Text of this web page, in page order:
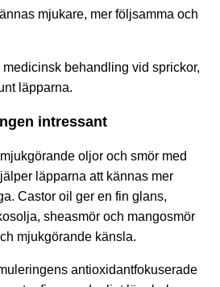
mjukare, mer följsamma och
behandling vid sprickor,
läpparna.
intressant
oljor och smör med
läpparna att kännas mer
Castor oil ger en fin glans,
sheasmör och mangosmör
mjukgörande känsla.
antioxidantfokuserade